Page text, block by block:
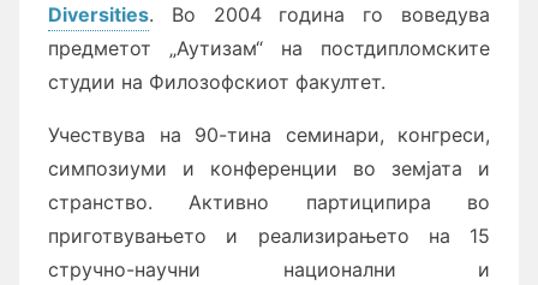
Diversities. Во 2004 година го воведува
предметот „Аутизам“ на постдипломските
студии на Филозофскиот факултет.
Учествува на 90-тина се­ми­на­ри, конгреси,
симпозиуми и конференции во земјата и
странство. Активно партиципира во
приготвувањето и реализирањето на 15
стручно-научни национални и